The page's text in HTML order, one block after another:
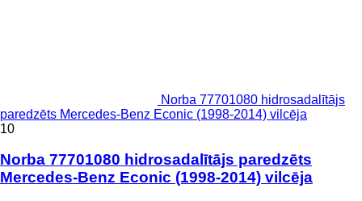
Norba 77701080 hidrosadalītājs
paredzēts Mercedes-Benz Econic (1998-2014) vilcēja
10
Norba 77701080 hidrosadalītājs paredzēts
Mercedes-Benz Econic (1998-2014) vilcēja